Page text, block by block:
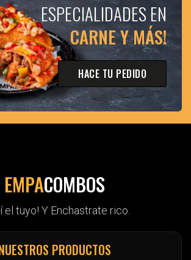
ESPECIALIDADES EN
CARNE Y MÁS!
HACE TU PEDIDO
EMPACOMBOS
el tuyo! Y Enchastrate rico.
PRODUCTOS